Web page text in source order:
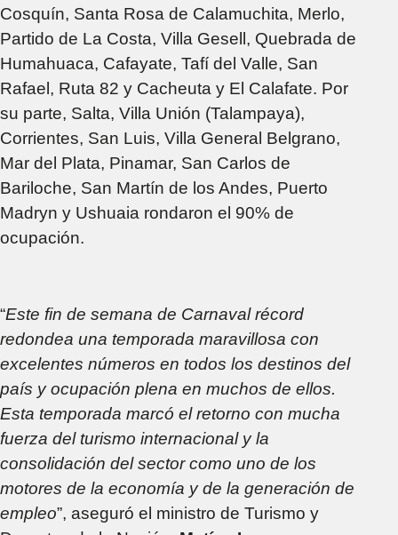
Cosquín, Santa Rosa de Calamuchita, Merlo,
Partido de La Costa, Villa Gesell, Quebrada de
Humahuaca, Cafayate, Tafí del Valle, San
Rafael, Ruta 82 y Cacheuta y El Calafate. Por
su parte, Salta, Villa Unión (Talampaya),
Corrientes, San Luis, Villa General Belgrano,
Mar del Plata, Pinamar, San Carlos de
Bariloche, San Martín de los Andes, Puerto
Madryn y Ushuaia rondaron el 90% de
ocupación.
“Este fin de semana de Carnaval récord
redondea una temporada maravillosa con
excelentes números en todos los destinos del
país y ocupación plena en muchos de ellos.
Esta temporada marcó el retorno con mucha
fuerza del turismo internacional y la
consolidación del sector como uno de los
motores de la economía y de la generación de
empleo”, aseguró el ministro de Turismo y